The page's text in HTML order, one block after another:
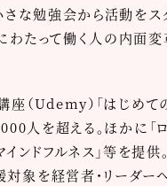
な勉強会から活動をスタ
わたって働く人の内面
座（Udemy）「はじめて
人を超える。ほかに「
ンドフルネス」等を提供。
象を経営者・リーダー